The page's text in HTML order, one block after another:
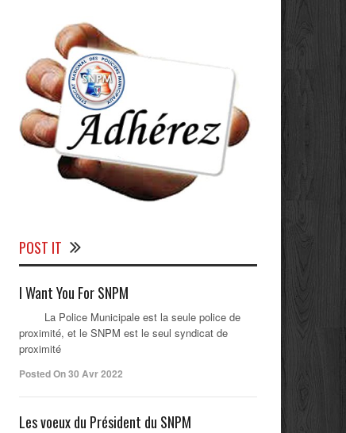
POST IT
I Want You For SNPM
La Police Municipale est la seule police de
proximité, et le SNPM est le seul syndicat de
proximité
Posted On 30 Avr 2022
Les voeux du Président du SNPM